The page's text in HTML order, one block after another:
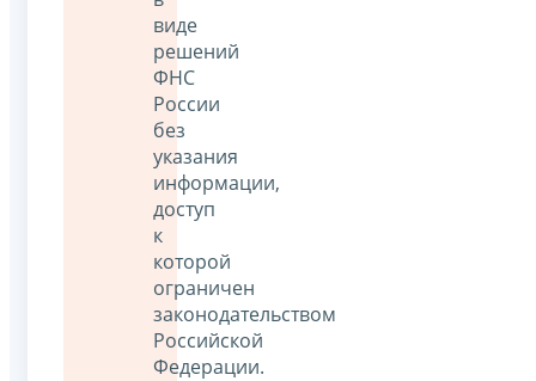
виде
решений
ФНС
России
без
указания
информации,
доступ
к
которой
ограничен
законодательством
Российской
Федерации.